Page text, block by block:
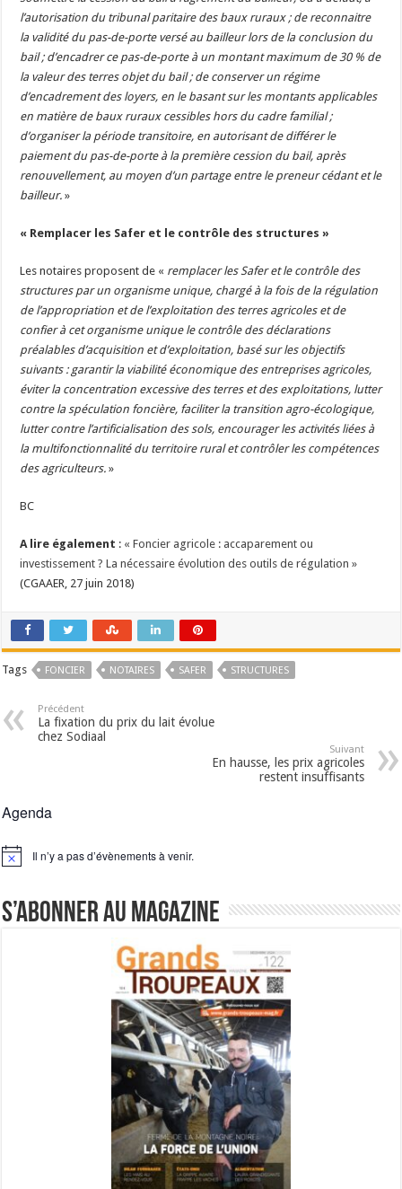
l’autorisation du tribunal paritaire des baux ruraux ; de reconnaitre
la validité du pas-de-porte versé au bailleur lors de la conclusion du
bail ; d’encadrer ce pas-de-porte à un montant maximum de 30 % de
la valeur des terres objet du bail ; de conserver un régime
d’encadrement des loyers, en le basant sur les montants applicables
en matière de baux ruraux cessibles hors du cadre familial ;
d’organiser la période transitoire, en autorisant de différer le
paiement du pas-de-porte à la première cession du bail, après
renouvellement, au moyen d’un partage entre le preneur cédant et le
bailleur.»
« Remplacer les Safer et le contrôle des structures »
Les notaires proposent de « remplacer les Safer et le contrôle des
structures par un organisme unique, chargé à la fois de la régulation
de l’appropriation et de l’exploitation des terres agricoles et de
confier à cet organisme unique le contrôle des déclarations
préalables d’acquisition et d’exploitation, basé sur les objectifs
suivants : garantir la viabilité économique des entreprises agricoles,
éviter la concentration excessive des terres et des exploitations, lutter
contre la spéculation foncière, faciliter la transition agro-écologique,
lutter contre l’artificialisation des sols, encourager les activités liées à
la multifonctionnalité du territoire rural et contrôler les compétences
des agriculteurs.»
BC
A lire également : « Foncier agricole : accaparement ou
investissement ? La nécessaire évolution des outils de régulation »
(CGAAER, 27 juin 2018)
Tags FONCIER NOTAIRES SAFER STRUCTURES
Précédent
La fixation du prix du lait évolue
chez Sodiaal
Suivant
En hausse, les prix agricoles
restent insuffisants
Agenda
Notice Il n’y a pas d’évènements à venir.
S’abonner au magazine